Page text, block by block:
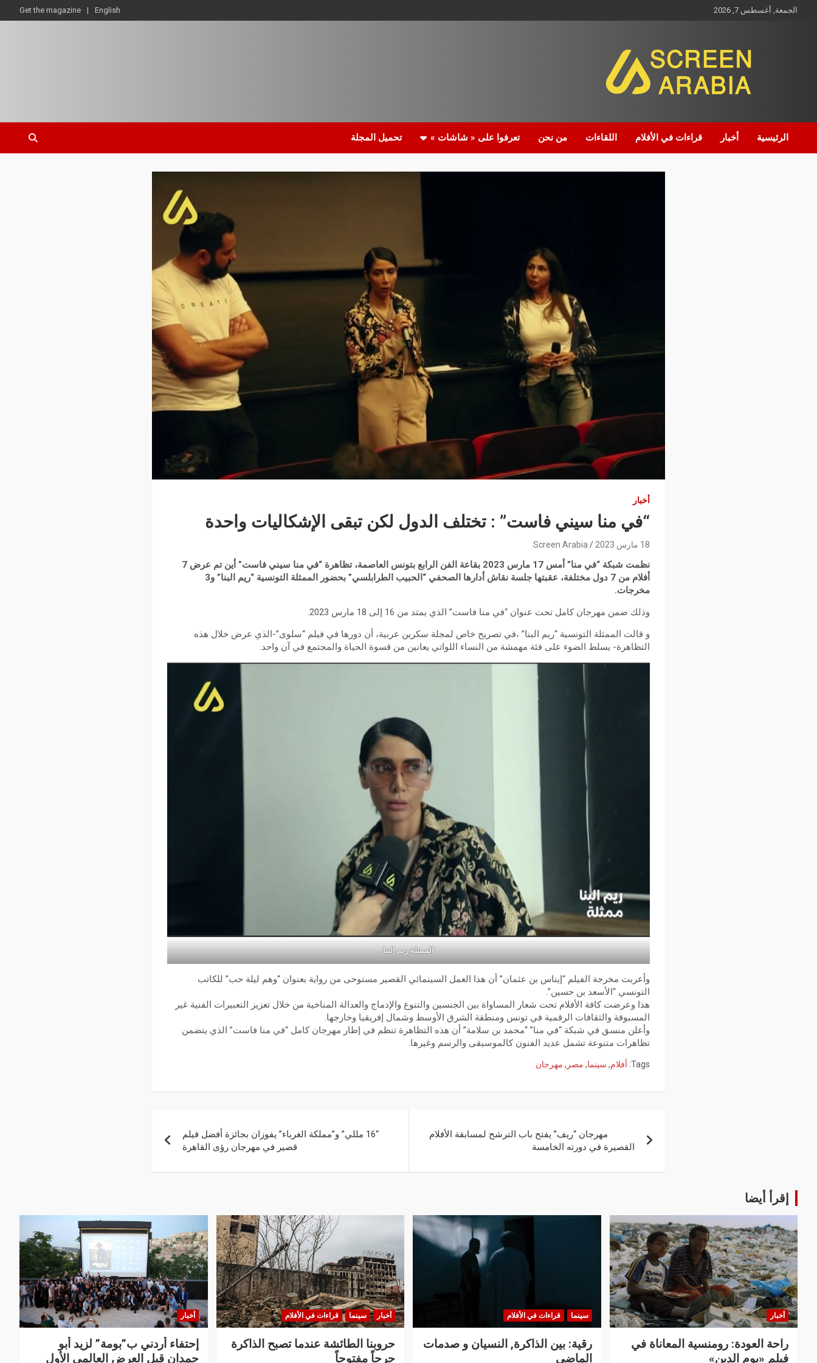
الجمعة, أغسطس 7, 2026 English
Get the magazine
Screen Arabia
الرئيسية أخبار قراءات في الأفلام اللقاءات من نحن تعرفوا على « شاشات » تحميل المجلة
أخبار
“في منا سيني فاست” : تختلف الدول لكن تبقى الإشكاليات واحدة
18 مارس 2023 Screen Arabia
نظمت شبكة “في منا” أمس 17 مارس 2023 بقاعة الفن الرابع بتونس العاصمة، تظاهرة “في منا سيني فاست” أين تم عرض 7
أفلام من 7 دول مختلفة، عقبتها جلسة نقاش أدارها الصحفي “الحبيب الطرابلسي” بحضور الممثلة التونسية “ريم البنا” و3
مخرجات.
وذلك ضمن مهرجان كامل تحت عنوان “في منا فاست” الذي يمتد من 16 إلى 18 مارس 2023.
و قالت الممثلة التونسية “ريم البنا” ،في تصريح خاص لمجلة سكرين عربية، أن دورها في فيلم “سلوى”-الذي عرض خلال هذه
التظاهرة- يسلط الضوء على فئة مهمشة من النساء اللواتي يعانين من قسوة الحياة والمجتمع في آن واحد.
الممثلة ريم البنا
وأعربت مخرجة الفيلم “إيناس بن عثمان” أن هذا العمل السينمائي القصير مستوحى من رواية بعنوان “وهم ليلة حب” للكاتب
التونسي “الأسعد بن حسين”.
هذا وعرضت كافة الأفلام تحت شعار المساواة بين الجنسين والتنوع والإدماج والعدالة المناخية من خلال تعزيز التعبيرات الفنية غير
المسبوقة والثقافات الرقمية في تونس ومنطقة الشرق الأوسط وشمال إفريقيا وخارجها.
وأعلن منسق في شبكة “في منا” “محمد بن سلامة” أن هذه التظاهرة تنظم في إطار مهرجان كامل “في منا فاست” الذي يتضمن
تظاهرات متنوعة تشمل عديد الفنون كالموسيقى والرسم وغيرها.
Tags: أفلام, سينما, مصر , مهرجان
مهرجان “ريف” يفتح باب الترشح لمسابقة الأفلام
القصيرة في دورته الخامسة
“16 مللي” و”مملكة الغرباء” يفوزان بجائزة أفضل فيلم
قصير في مهرجان رؤى القاهرة
إقرأ أيضا
أخبار
راحة العودة: رومنسية المعاناة في
فيلم «يوم الدين»
سينما قراءات في الأفلام
رقية: بين الذاكرة, النسيان و صدمات
الماضي
أخبار سينما قراءات في الأفلام
حروبنا الطائشة عندما تصبح الذاكرة
جرحاً مفتوحاً
أخبار
إحتفاء أردني ب”بومة” لزيد أبو
حمدان قبل العرض العالمي الأول